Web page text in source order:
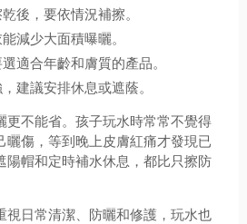
後，要依情況補擦。
減少大面積曝曬。
適合年齡和膚質的產品。
建議安排休息或遮蔭。
更不能省。孩子玩水時常常不覺得
曬傷，等到晚上皮膚紅痛才發現已
陽帽和定時補水休息，都比只擦防
視日常清潔、防曬和修護，玩水也